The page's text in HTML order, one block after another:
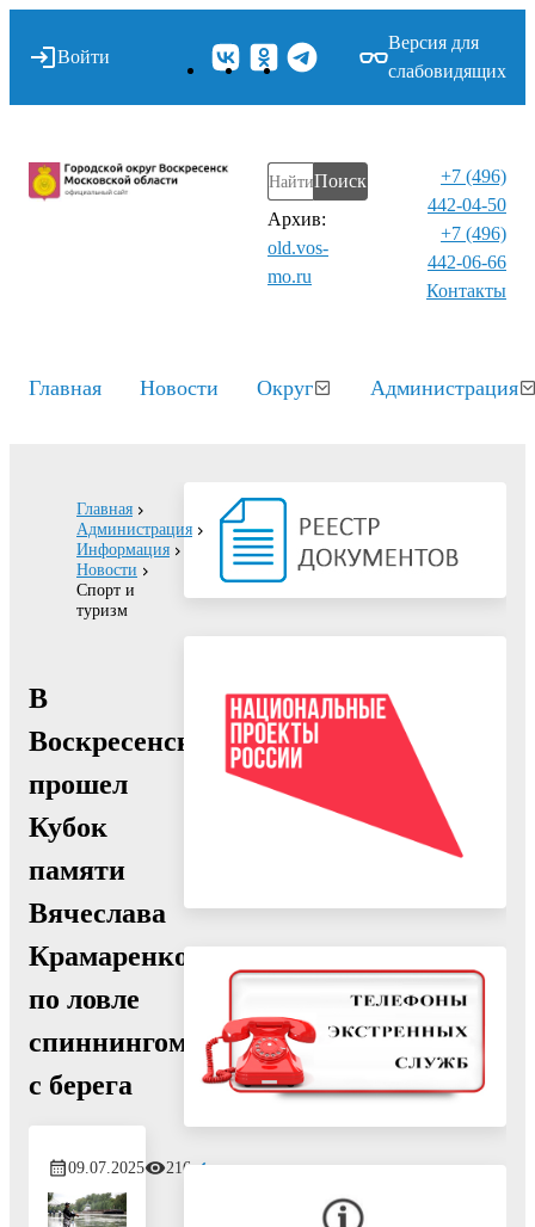
Войти
Версия для
слабовидящих
Поиск
Архив:
old.vos-
mo.ru
+7 (496)
442-04-50
+7 (496)
442-06-66
Контакты⁠
Главная Новости Округ Администрация
Главная
Администрация
Информация
Новости
Спорт и
туризм
В
Воскресенске
прошел
Кубок
памяти
Вячеслава
Крамаренко
по ловле
спиннингом
с берега
09.07.2025 216